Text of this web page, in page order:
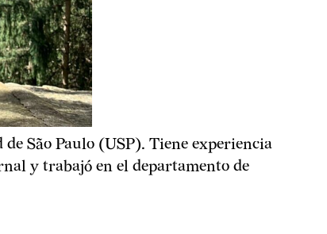
São Paulo (USP). Tiene experiencia
y trabajó en el departamento de